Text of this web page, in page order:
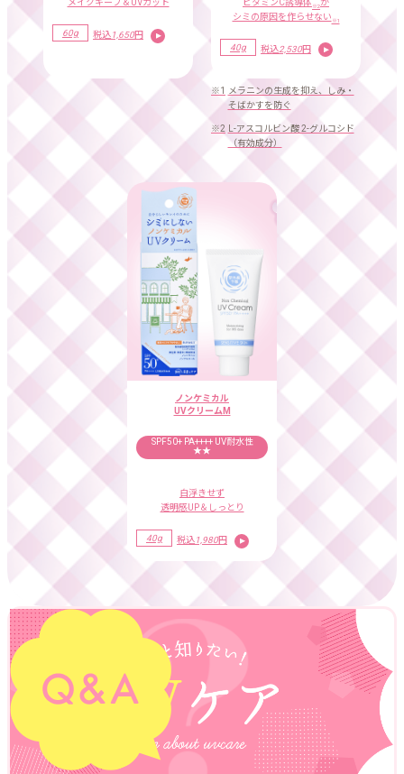
メイクキープ＆UVカット
60g 税込1,650円
ビタミンC誘導体 ※2が
シミの原因を作らせない※1
40g 税込2,530円
※1
メラニンの生成を抑え、しみ・
そばかすを防ぐ
※2
L-アスコルビン酸 2-グルコシド
（有効成分）
ノンケミカル
UVクリームM
SPF50+ PA++++ UV耐水性
★★
白浮きせず
透明感UP＆しっとり
40g 税込1,980円